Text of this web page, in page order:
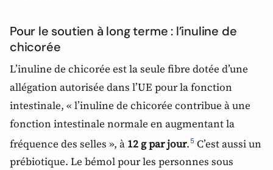
Pour le soutien à long terme : l’inuline de
chicorée
L’inuline de chicorée est la seule fibre dotée d’une
allégation autorisée dans l’UE pour la fonction
intestinale, « l’inuline de chicorée contribue à une
fonction intestinale normale en augmentant la
fréquence des selles », à 12 g par jour.5 C’est aussi un
prébiotique. Le bémol pour les personnes sous